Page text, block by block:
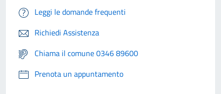
Leggi le domande frequenti
Richiedi Assistenza
Chiama il comune 0346 89600
Prenota un appuntamento